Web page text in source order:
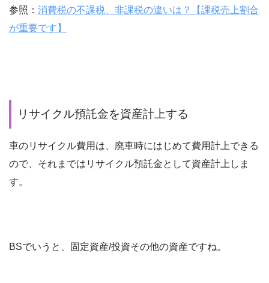
参照： 消費税の不課税、非課税の違いは？【課税売上割合
が重要です】
リサイクル預託金を資産計上する
車のリサイクル費用は、廃車時にはじめて費用計上できる
ので、それまではリサイクル預託金として資産計上しま
す。
BSでいうと、固定資産/投資その他の資産ですね。